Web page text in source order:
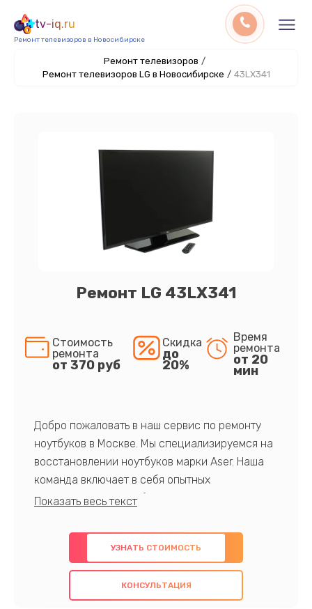
tv-iq.ru
Ремонт телевизоров в Новосибирске
Ремонт телевизоров /
Ремонт телевизоров LG в Новосибирске / 43LX341
Ремонт LG 43LX341
Стоимость
ремонта
от 370 руб
Скидка
до
20%
Время
ремонта
от 20
мин
Добро пожаловать в наш сервис по ремонту
ноутбуков в Москве. Мы специализируемся на
восстановлении ноутбуков марки Aser. Наша
команда включает в себя опытных
профессионалов с обширными знаниями и
предлагаем быстрый и качественный ремонт с
использованием оригинальных компонентов, а
также гарантируем качество всех
проведенных работ. Наша цель - предоставить
УЗНАТЬ СТОИМОСТЬ
КОНСУЛЬТАЦИЯ